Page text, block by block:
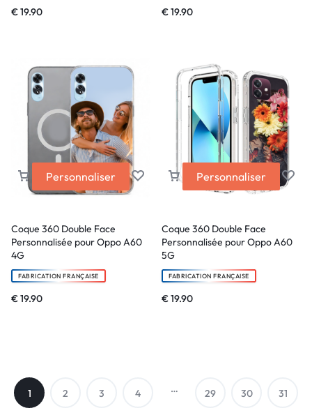
€19.90 €19.90
Personnaliser
Coque 360 Double Face
Personnalisée pour Oppo A60
4G
FABRICATION FRANÇAISE
€19.90
Personnaliser
Coque 360 Double Face
Personnalisée pour Oppo A60
5G
FABRICATION FRANÇAISE
€19.90
1 2 3 4 … 29 30 31